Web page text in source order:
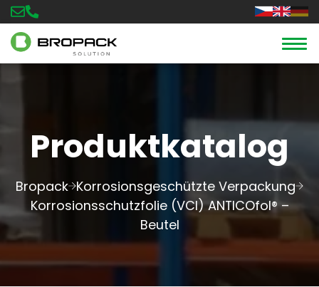
Produktkatalog
Bropack Korrosionsgeschützte Verpackung
Korrosionsschutzfolie (VCI) ANTICOfol® –
Beutel